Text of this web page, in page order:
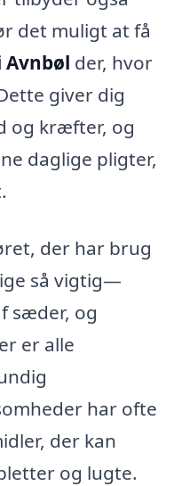
det muligt at få
der, hvor
giver dig
og kræfter, og
daglige pligter,
der har brug
så vigtig—
sæder, og
er alle
har ofte
der kan
og lugte.